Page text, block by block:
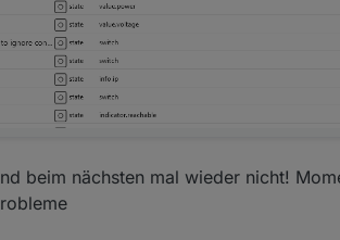
beim nächsten mal wieder nicht!